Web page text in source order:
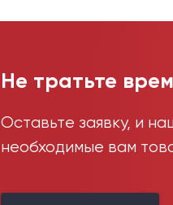
Не тратьте
Оставьте заявку, и
необходимые вам